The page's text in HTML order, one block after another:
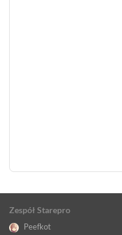
Zespół Starepro
Peefkot